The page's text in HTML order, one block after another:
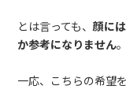
とは言っても、顔に
か参考になりません。
一応、こちらの希望